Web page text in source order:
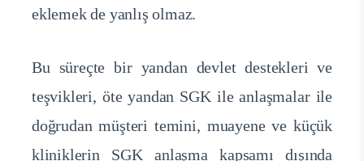
eklemek de yanlış olmaz.
Bu süreçte bir yandan devlet destekleri ve
teşvikleri, öte yandan SGK ile anlaşmalar ile
doğrudan müşteri temini, muayene ve küçük
kliniklerin SGK anlaşma kapsamı dışında